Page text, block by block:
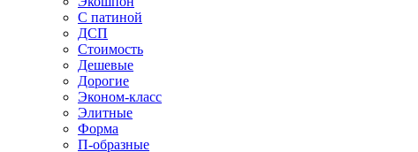
С патиной
ДСП
Стоимость
Дешевые
Дорогие
Эконом-класс
Элитные
Форма
П-образные